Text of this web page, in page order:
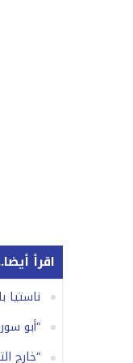
اقرأ
“أبو
“خارج